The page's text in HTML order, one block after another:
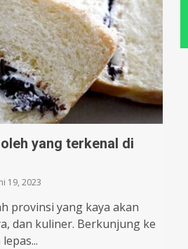
yang terkenal di
19, 2023
provinsi yang kaya akan
dan kuliner. Berkunjung ke